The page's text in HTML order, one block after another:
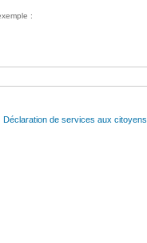
:
Déclaration de services aux citoyens